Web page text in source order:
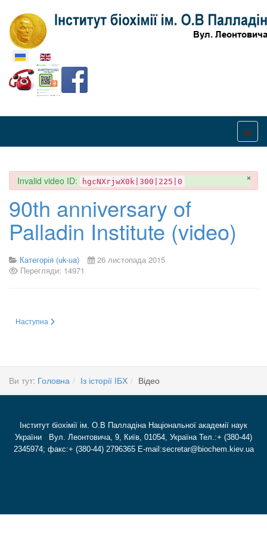
Оберіть свою мову
×
danger
Invalid video ID: hgcNXrjwX0k|300|225|0
90th anniversary of
Palladin Institute (video)
Категорія (uk-ua)
26 листопада 2015
Перегляди: 14971
Наступна стаття: Телефонний довідник
Наступна
Ви тут: Головна Із історії ІБХ Відео
Інститут біохімії ім. О.В Палладіна Національної академії наук
України Вул. Леонтовича, 9, Київ, 01054, Україна Тел.:+ (380-44)
2345974; факс:+ (380-44) 2796365 E-mail:secretar@biochem.kiev.ua